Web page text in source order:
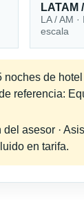
LATAM
LA / AM
escala
de
referencia:
asesor ·
en tarifa.